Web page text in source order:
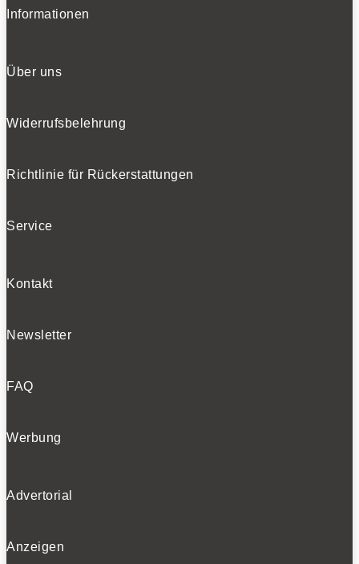
Informationen
Über uns
Widerrufsbelehrung
Richtlinie für Rückerstattungen
Service
Kontakt
Newsletter
FAQ
Werbung
Advertorial
Anzeigen